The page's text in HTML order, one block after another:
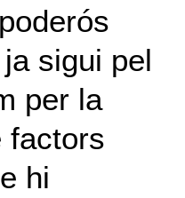
sigui pel
per la
factors
hi